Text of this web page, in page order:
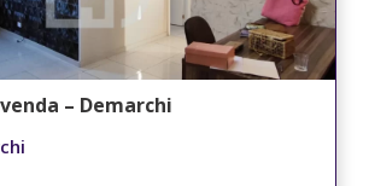
– Demarchi